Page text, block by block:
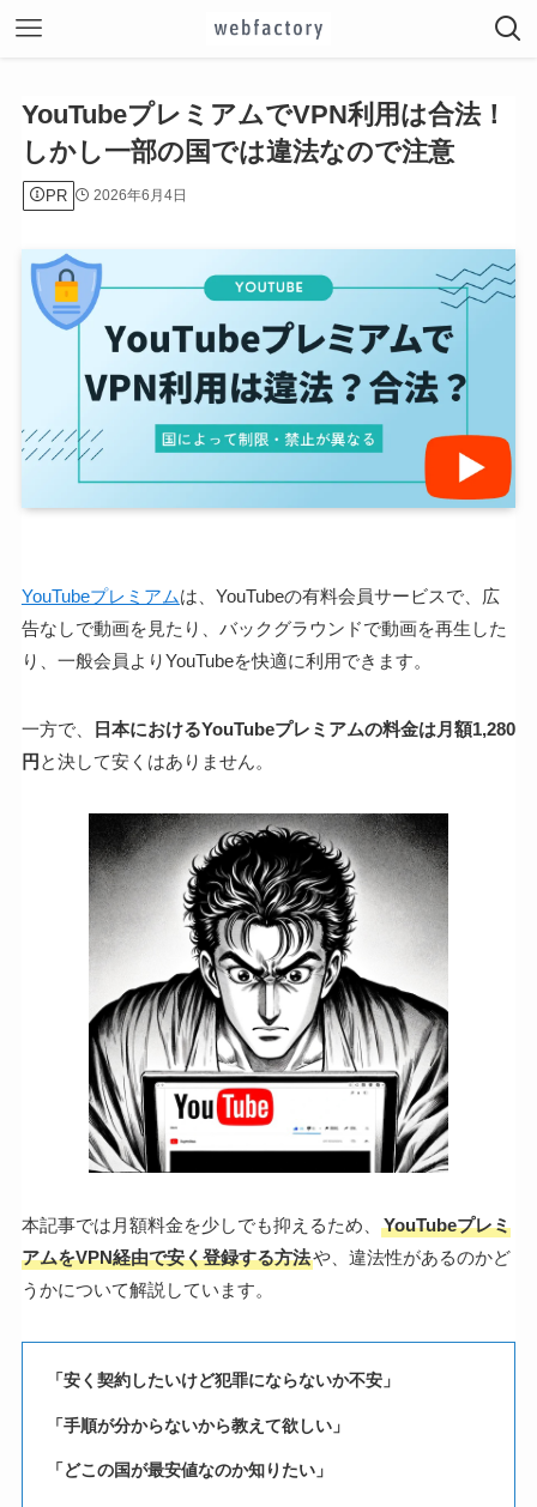
YouTubeプレミアムでVPN利用は合法！
しかし一部の国では違法なので注意
PR 2026年6月4日
YouTubeプレミアムは、YouTubeの有料会員サービスで、広
告なしで動画を見たり、バックグラウンドで動画を再生した
り、一般会員よりYouTubeを快適に利用できます。
一方で、
日本におけるYouTubeプレミアムの料金は月額1,280
円 と決して安くはありません。
本記事では月額料金を少しでも抑えるため、
YouTubeプレミ
アムをVPN経由で安く登録する方法や、違法性があるのかど
うかについて解説しています。
「安く契約したいけど犯罪にならないか不安」
「手順が分からないから教えて欲しい」
「どこの国が最安値なのか知りたい」